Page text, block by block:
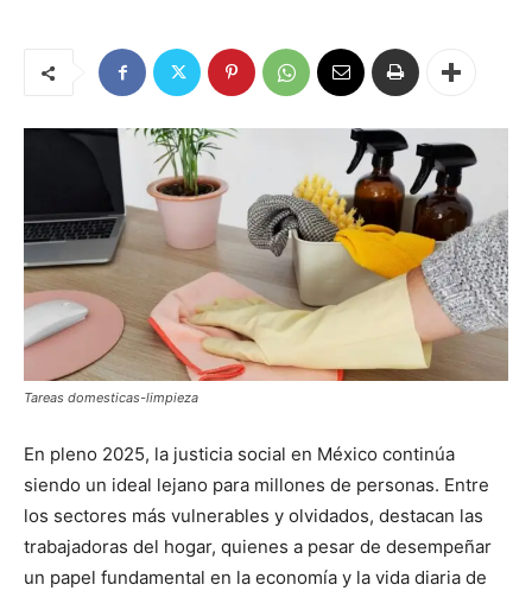
Tareas domesticas-limpieza
En pleno 2025, la justicia social en México continúa
siendo un ideal lejano para millones de personas. Entre
los sectores más vulnerables y olvidados, destacan las
trabajadoras del hogar, quienes a pesar de desempeñar
un papel fundamental en la economía y la vida diaria de